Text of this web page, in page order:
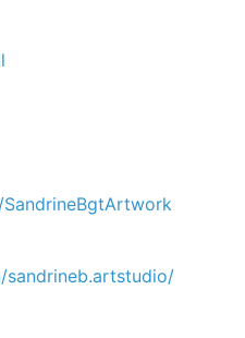
sandrineb.artstudio/